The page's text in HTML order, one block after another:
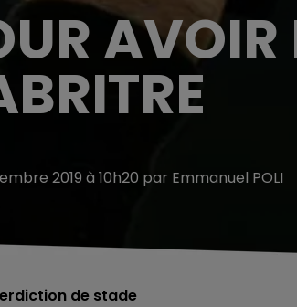
AVOIR
2019 à 10h20 par Emmanuel POLI
de stade